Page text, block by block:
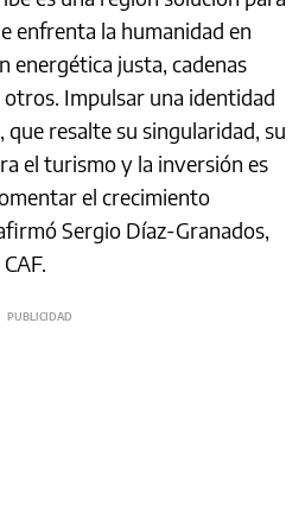
enfrenta la humanidad en
energética justa, cadenas
Impulsar una identidad
resalte su singularidad, su
el turismo y la inversión es
el crecimiento
Sergio Díaz-Granados,